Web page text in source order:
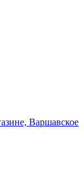
Варшавское